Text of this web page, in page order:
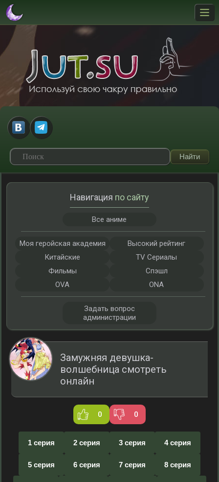
Замужняя девушка-
волшебница смотреть
онлайн
0 0
1 серия 2 серия 3 серия 4 серия
5 серия 6 серия 7 серия 8 серия
Навигация по сайту
Все аниме
Моя геройская академия
Высокий рейтинг
Китайские
TV Сериалы
Фильмы
Спэшл
OVA
ONA
Задать вопрос
администрации